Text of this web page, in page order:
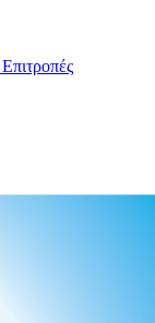
Επιτροπές